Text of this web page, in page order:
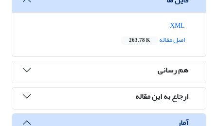
اصل مقاله
263.78 K
هم رسانی
ارجاع به این مقاله
آمار